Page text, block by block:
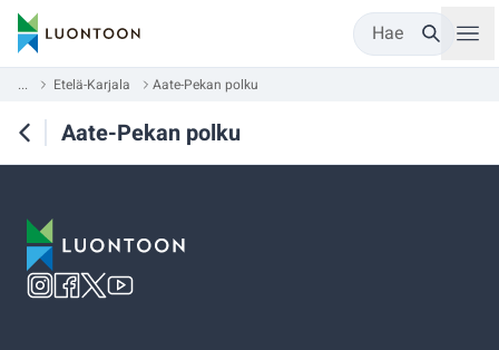
Hae
... Etelä-Karjala Aate-Pekan polku
Aate-Pekan polku